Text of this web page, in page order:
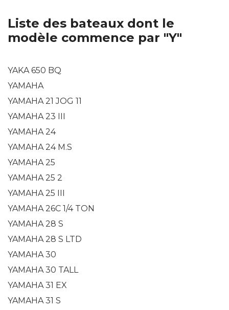
Liste des bateaux dont le
modèle commence par "Y"
YAKA 650 BQ
YAMAHA
YAMAHA 21 JOG 11
YAMAHA 23 III
YAMAHA 24
YAMAHA 24 M.S
YAMAHA 25
YAMAHA 25 2
YAMAHA 25 III
YAMAHA 26C 1/4 TON
YAMAHA 28 S
YAMAHA 28 S LTD
YAMAHA 30
YAMAHA 30 TALL
YAMAHA 31 EX
YAMAHA 31 S